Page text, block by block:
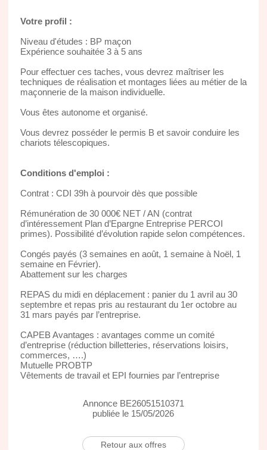
Votre profil :
Niveau d'études : BP maçon
Expérience souhaitée 3 à 5 ans
Pour effectuer ces taches, vous devrez maîtriser les
techniques de réalisation et montages liées au métier de la
maçonnerie de la maison individuelle.
Vous êtes autonome et organisé.
Vous devrez posséder le permis B et savoir conduire les
chariots télescopiques.
Conditions d'emploi :
Contrat : CDI 39h à pourvoir dès que possible
Rémunération de 30 000€ NET / AN (contrat
d’intéressement Plan d’Epargne Entreprise PERCOI
primes). Possibilité d’évolution rapide selon compétences.
Congés payés (3 semaines en août, 1 semaine à Noël, 1
semaine en Février).
Abattement sur les charges
REPAS du midi en déplacement : panier du 1 avril au 30
septembre et repas pris au restaurant du 1er octobre au
31 mars payés par l’entreprise.
CAPEB Avantages : avantages comme un comité
d’entreprise (réduction billetteries, réservations loisirs,
commerces, ….)
Mutuelle PROBTP
Vêtements de travail et EPI fournies par l’entreprise
Annonce BE26051510371
publiée le 15/05/2026
Retour aux offres